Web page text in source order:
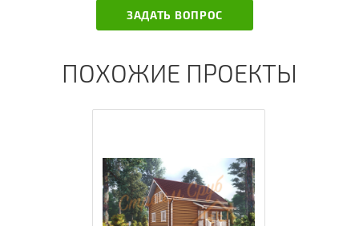
ЗАДАТЬ ВОПРОС
ПОХОЖИЕ ПРОЕКТЫ